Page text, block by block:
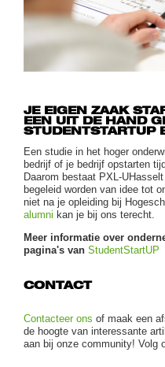
JE EIGEN ZAAK
EEN UIT DE HAND
STUDENTSTARTUP
Een studie in het hoger
bedrijf of je bedrijf opstarten
Daarom bestaat PXL-
begeleid worden van idee tot
niet na je opleiding bij
alumni kan je bij ons terecht.
Meer informatie over
pagina's van StudentStartUP
CONTACT
Contacteer ons of maak een
de hoogte van interessante
aan bij onze community! Volg